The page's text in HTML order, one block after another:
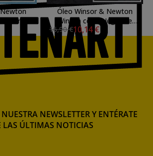
de Prusia
Óleo Winsor & Newton
Winton color Negro de
Humo (200 ml)
16,90 €10,14 €
NEWSLETTER Y ENTÉRATE
LAS ÚLTIMAS NOTICIAS